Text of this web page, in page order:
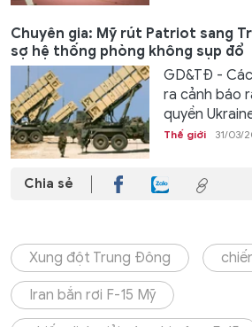
Chuyên gia: Mỹ rút Patriot sang
sợ hệ thống phòng không sụp đổ
GD&TĐ -
ra cảnh báo
quyền
Thế giới 31/03/
Chia sẻ
Xung đột Trung Đông
Iran bắn rơi F-15 Mỹ